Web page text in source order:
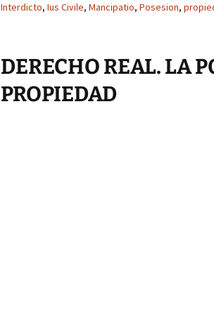
Interdicto, Ius Civile, Mancipatio, Posesion,
DERECHO REAL. LA
PROPIEDAD